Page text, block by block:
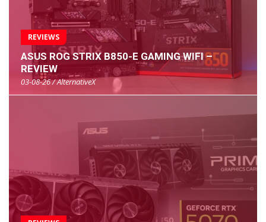
REVIEWS
ASUS ROG STRIX B850-E GAMING WIFI –
REVIEW
03-08-26 / AlternativeX